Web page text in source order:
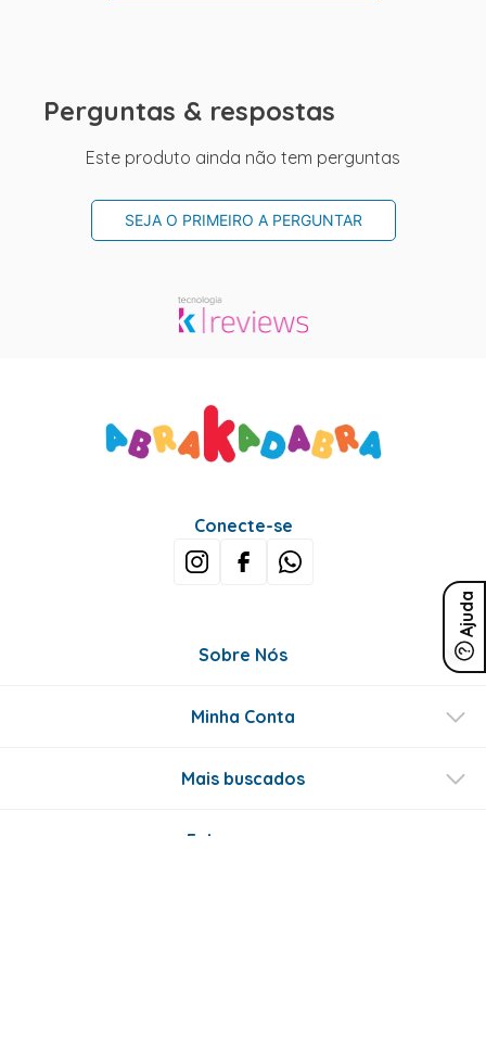
Perguntas & respostas
Este produto ainda não tem perguntas
SEJA O PRIMEIRO A PERGUNTAR
Ajuda
Conecte-se
Sobre Nós
Minha Conta
Mais buscados
Fale conosco